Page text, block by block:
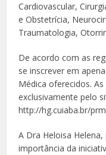
Cardiovascular,
e Obstetrícia,
Traumatologia,
De acordo com as
se inscrever em
Médica oferecidos.
exclusivamente pelo
http://hg.cuiaba.br/
A Dra Heloisa Helena,
importância da